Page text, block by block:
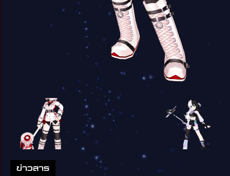
ข่าวสาร